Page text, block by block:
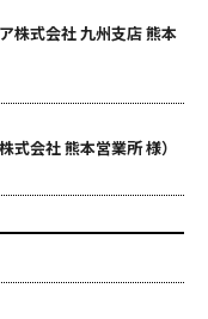
株式会社 九州支店 熊本
会社 熊本営業所 様）